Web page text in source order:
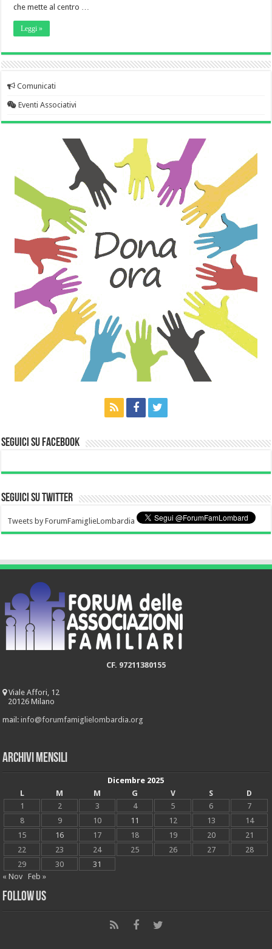
che mette al centro …
Leggi »
Comunicati
Eventi Associativi
Seguici su Facebook
Seguici su Twitter
Tweets by ForumFamiglieLombardia
CF. 97211380155
Viale Affori, 12
20126 Milano
mail:info@forumfamiglielombardia.org
Archivi mensili
Dicembre 2025
L
M M G V S
D
1
2 3 4 5 6
7
8
9 10 11 12 13
14
15
16 17 18 19 20
21
22
23 24 25 26 27
28
29
30
31
« Nov
Feb »
Follow Us